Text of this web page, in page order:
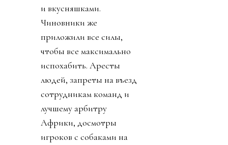
и вкусняшками.
Чиновники же
приложили все силы,
чтобы все максимально
испохабить. Аресты
людей, запреты на въезд
сотрудникам команд и
лучшему арбитру
Африки, досмотры
игроков с собаками на